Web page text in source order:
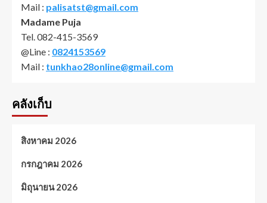
Mail : palisatst@gmail.com
Madame Puja
Tel. 082-415-3569
@Line : 0824153569
Mail : tunkhao28online@gmail.com
คลังเก็บ
สิงหาคม 2026
กรกฎาคม 2026
มิถุนายน 2026